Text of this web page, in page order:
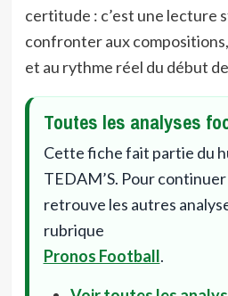
certitude : c’est une lecture
confronter aux
et au rythme réel du début
Toutes les analyses
Cette fiche fait partie du
TEDAM’S. Pour
retrouve les autres
rubrique
Pronos Football.